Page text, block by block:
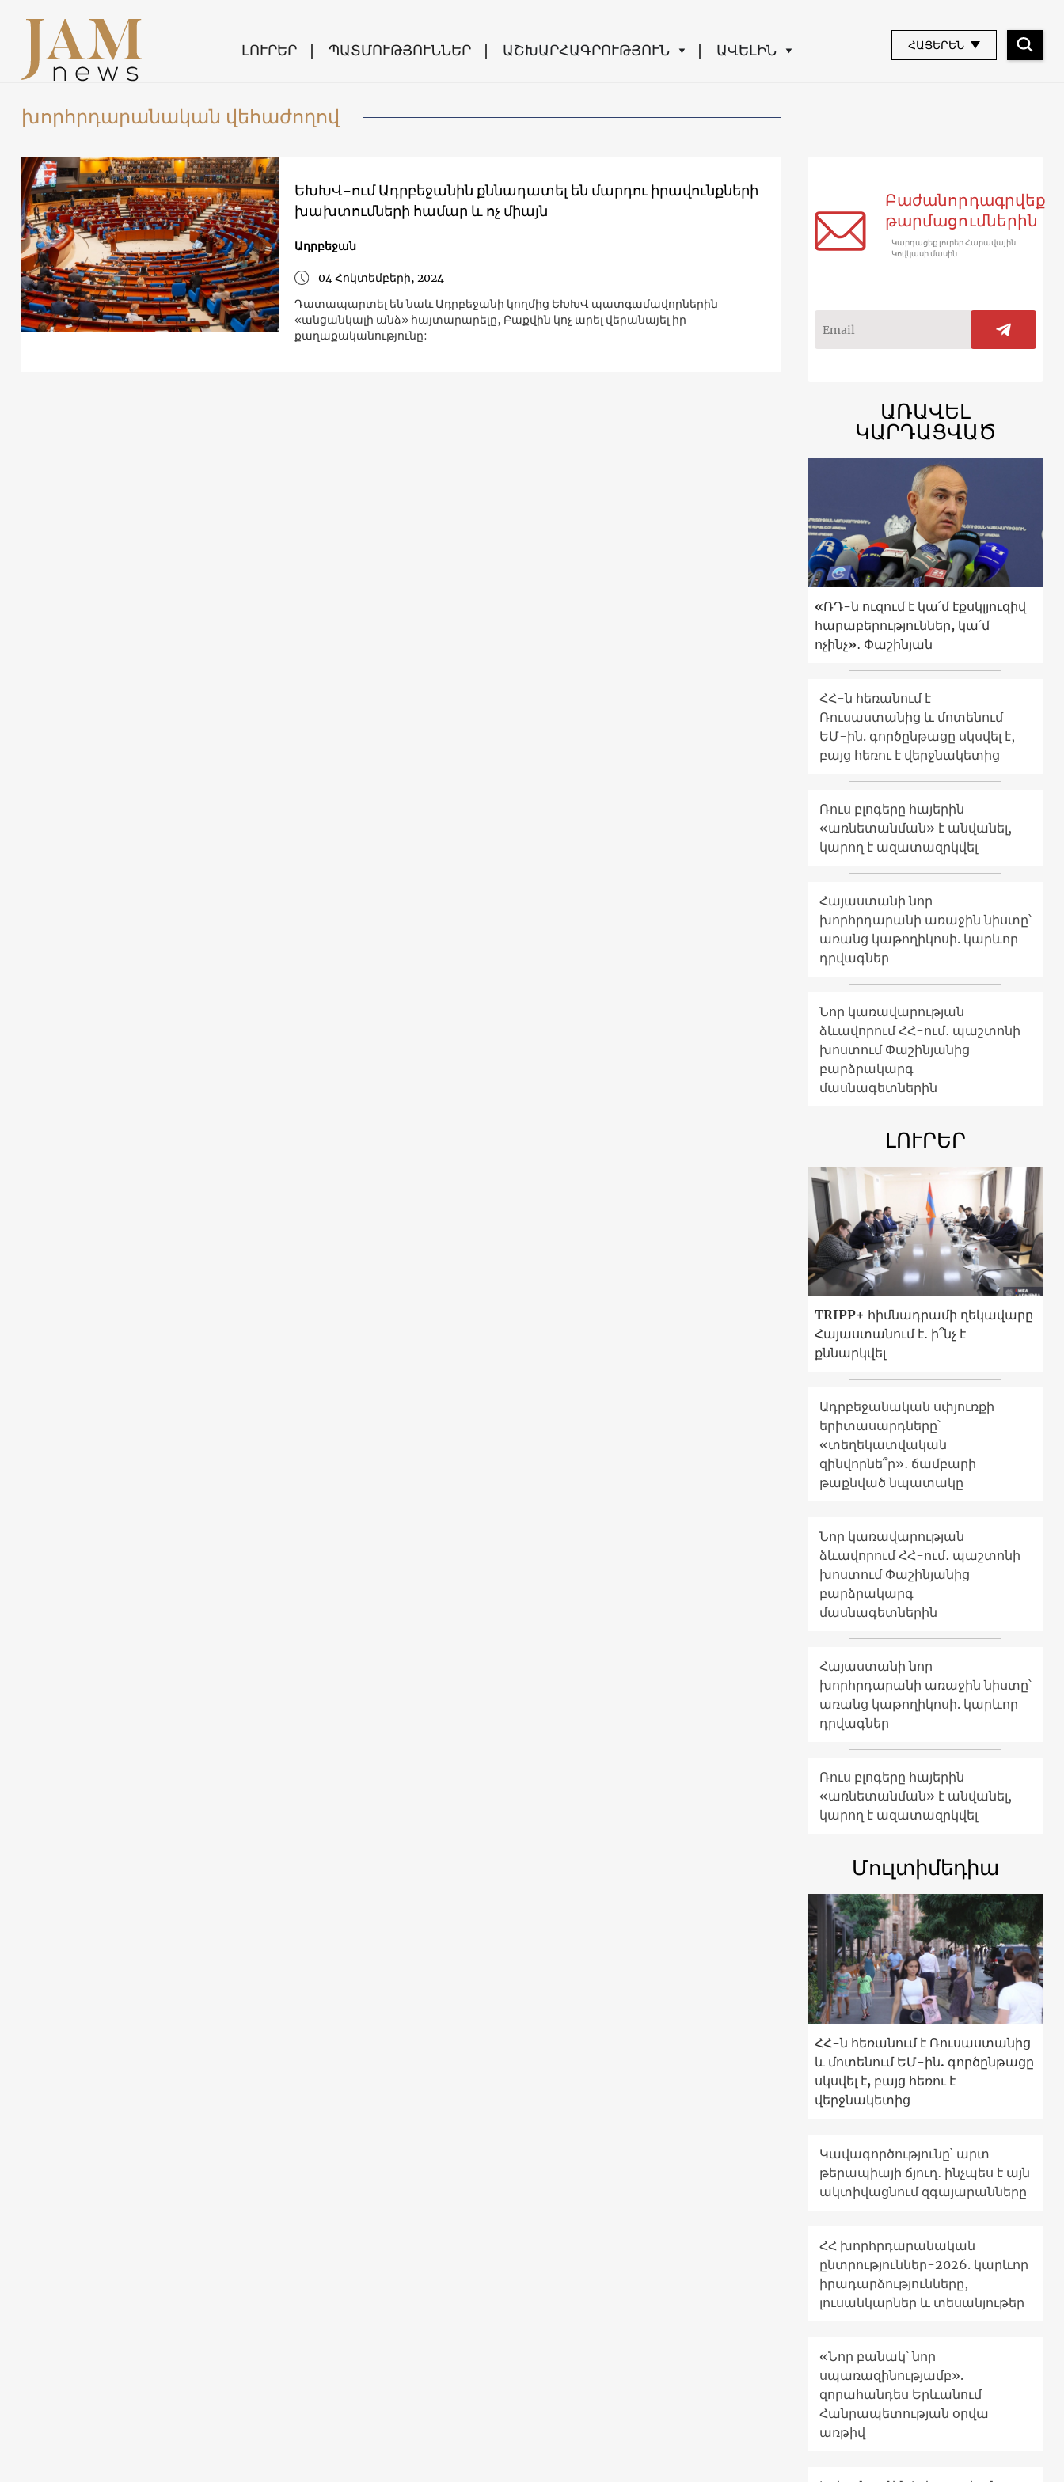
ԼՈՒՐԵՐ ՊԱՏՄՈՒԹՅՈՒՆՆԵՐ ԱՇԽԱՐՀԱԳՐՈՒԹՅՈՒՆ ԱՎԵԼԻՆ ՀԱՅԵՐԵՆ
խորհրդարանական վեհաժողով
ԵԽԽՎ-ում Ադրբեջանին քննադատել են մարդու իրավունքների
խախտումների համար և ոչ միայն
Ադրբեջան
04 Հոկտեմբերի, 2024
Դատապարտել են նաև Ադրբեջանի կողմից ԵԽԽՎ պատգամավորներին
«անցանկալի անձ» հայտարարելը, Բաքվին կոչ արել վերանայել իր
քաղաքականությունը:
Բաժանորդագրվեք
թարմացումներին
Կարդացեք լուրեր Հարավային
Կովկասի մասին
ԱՌԱՎԵԼ
ԿԱՐԴԱՑՎԱԾ
«ՌԴ-ն ուզում է կա՛մ էքսկլյուզիվ
հարաբերություններ, կա՛մ
ոչինչ»․ Փաշինյան
ՀՀ-ն հեռանում է
Ռուսաստանից և մոտենում
ԵՄ-ին. գործընթացը սկսվել է,
բայց հեռու է վերջնակետից
Ռուս բլոգերը հայերին
«առնետանման» է անվանել,
կարող է ազատազրկվել
Հայաստանի նոր
խորհրդարանի առաջին նիստը՝
առանց կաթողիկոսի. կարևոր
դրվագներ
Նոր կառավարության
ձևավորում ՀՀ-ում․ պաշտոնի
խոստում Փաշինյանից
բարձրակարգ
մասնագետներին
ԼՈՒՐԵՐ
TRIPP+ հիմնադրամի ղեկավարը
Հայաստանում է․ ի՞նչ է
քննարկվել
Ադրբեջանական սփյուռքի
երիտասարդները՝
«տեղեկատվական
զինվորնե՞ր»․ ճամբարի
թաքնված նպատակը
Նոր կառավարության
ձևավորում ՀՀ-ում․ պաշտոնի
խոստում Փաշինյանից
բարձրակարգ
մասնագետներին
Հայաստանի նոր
խորհրդարանի առաջին նիստը՝
առանց կաթողիկոսի. կարևոր
դրվագներ
Ռուս բլոգերը հայերին
«առնետանման» է անվանել,
կարող է ազատազրկվել
Մուլտիմեդիա
ՀՀ-ն հեռանում է Ռուսաստանից
և մոտենում ԵՄ-ին. գործընթացը
սկսվել է, բայց հեռու է
վերջնակետից
Կավագործությունը՝ արտ-
թերապիայի ճյուղ․ ինչպես է այն
ակտիվացնում զգայարանները
ՀՀ խորհրդարանական
ընտրություններ-2026. կարևոր
իրադարձությունները,
լուսանկարներ և տեսանյութեր
«Նոր բանակ՝ նոր
սպառազինությամբ».
զորահանդես Երևանում
Հանրապետության օրվա
առթիվ